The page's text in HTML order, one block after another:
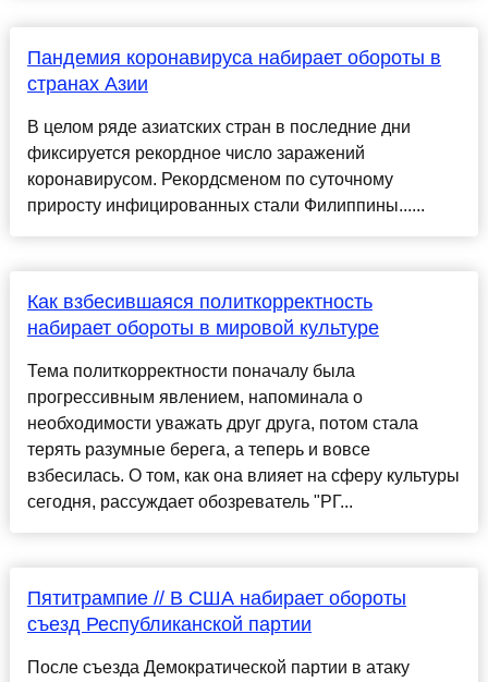
Пандемия коронавируса набирает обороты в
странах Азии
В целом ряде азиатских стран в последние дни
фиксируется рекордное число заражений
коронавирусом. Рекордсменом по суточному
приросту инфицированных стали Филиппины......
Как взбесившаяся политкорректность
набирает обороты в мировой культуре
Тема политкорректности поначалу была
прогрессивным явлением, напоминала о
необходимости уважать друг друга, потом стала
терять разумные берега, а теперь и вовсе
взбесилась. О том, как она влияет на сферу культуры
сегодня, рассуждает обозреватель "РГ...
Пятитрампие // В США набирает обороты
съезд Республиканской партии
После съезда Демократической партии в атаку